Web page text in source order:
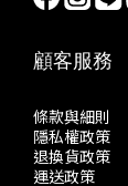
顧客服務
條款與細則
隱私權政策
退換貨政策
運送政策